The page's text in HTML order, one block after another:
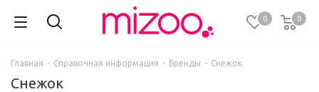
0 0
Главная - Справочная информация - Бренды - Снежок
Снежок